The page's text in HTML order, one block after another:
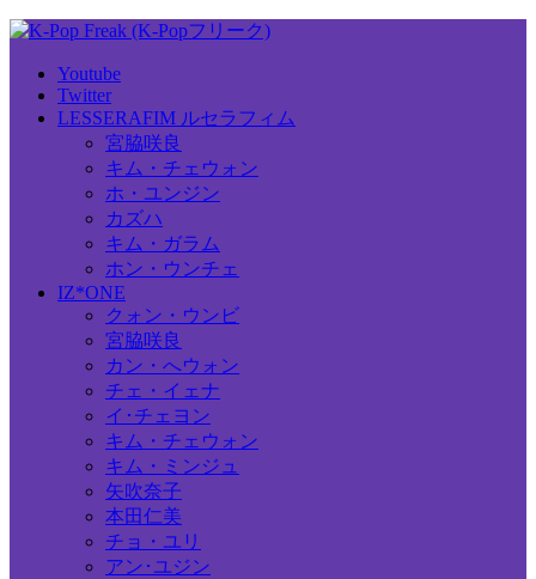
Youtube
Twitter
LESSERAFIM ルセラフィム
宮脇咲良
キム・チェウォン
ホ・ユンジン
カズハ
キム・ガラム
ホン・ウンチェ
IZ*ONE
クォン・ウンビ
宮脇咲良
カン・へウォン
チェ・イェナ
イ･チェヨン
キム・チェウォン
キム・ミンジュ
矢吹奈子
本田仁美
チョ・ユリ
アン･ユジン